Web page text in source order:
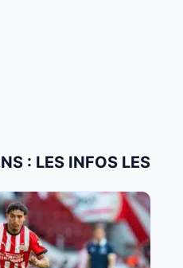
: LES INFOS LES